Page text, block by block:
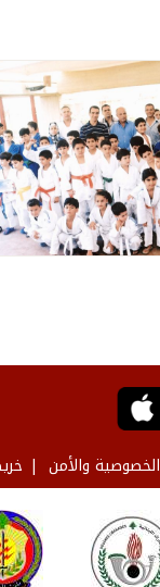
الخصوصية والأمن